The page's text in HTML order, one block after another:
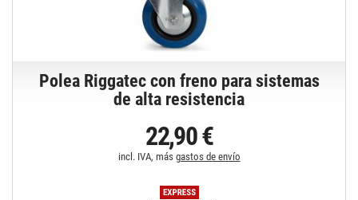
Polea Riggatec con freno para sistemas
de alta resistencia
22,90 €
incl. IVA, más gastos de envío